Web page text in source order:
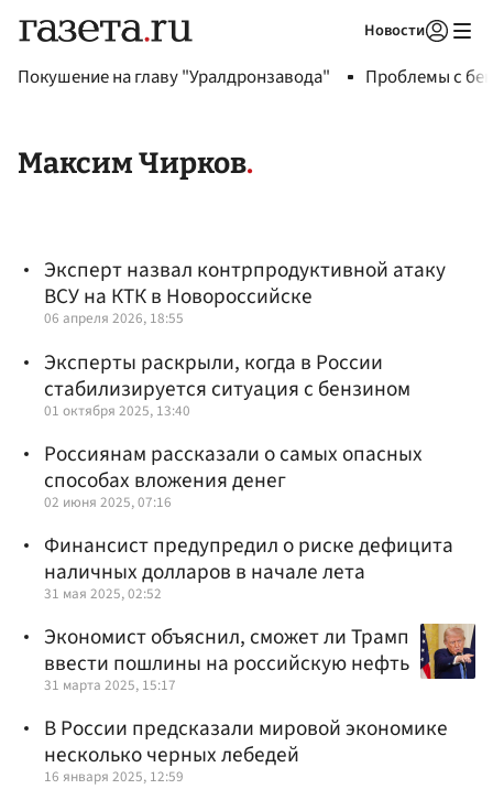
Новости
Покушение на главу "Уралдронзавода" Проблемы с
Максим Чирков
Эксперт назвал контрпродуктивной атаку
ВСУ на КТК в Новороссийске
06 апреля 2026, 18:55
Эксперты раскрыли, когда в России
стабилизируется ситуация с бензином
01 октября 2025, 13:40
Россиянам рассказали о самых опасных
способах вложения денег
02 июня 2025, 07:16
Финансист предупредил о риске дефицита
наличных долларов в начале лета
31 мая 2025, 02:52
Экономист объяснил, сможет ли Трамп
ввести пошлины на российскую нефть
31 марта 2025, 15:17
В России предсказали мировой экономике
несколько черных лебедей
16 января 2025, 12:59